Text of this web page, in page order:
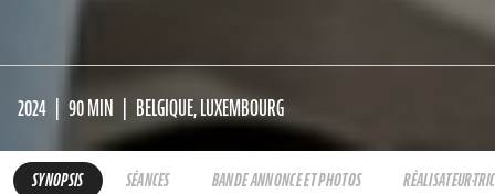
2024 90 MIN BELGIQUE, LUXEMBOURG
SYNOPSIS SÉANCES BANDE ANNONCE ET PHOTOS